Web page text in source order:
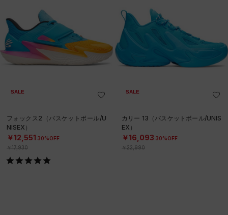
SALE
フォックス2（バスケットボール/U
NISEX）
￥12,551 30%OFF
￥17,930
SALE
カリー 13（バスケットボール/UNIS
EX）
￥16,093 30%OFF
￥22,990